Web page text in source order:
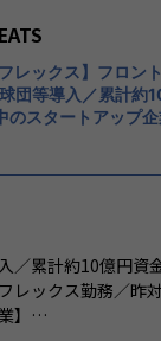
納得して働くこと
感じることはすべ
ております。
与が幾ら上がるの
ーションに繋がり
違う」といった状態
ん。たとえば「詳
で任されそう」と
なら単価を上げる
し、新規顧客の獲得
る新規業務支援プ
会社向けアセット
ト など
プロジェクトマネ
一貫して牽引する
ます。
レックス】フロン
団等導入／累計約
スタートアップ
／累計約10億円資
レックス勤務／昨
】